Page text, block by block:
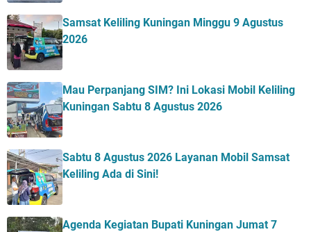
Samsat Keliling Kuningan Minggu 9 Agustus
2026
Mau Perpanjang SIM? Ini Lokasi Mobil Keliling
Kuningan Sabtu 8 Agustus 2026
Sabtu 8 Agustus 2026 Layanan Mobil Samsat
Keliling Ada di Sini!
Agenda Kegiatan Bupati Kuningan Jumat 7